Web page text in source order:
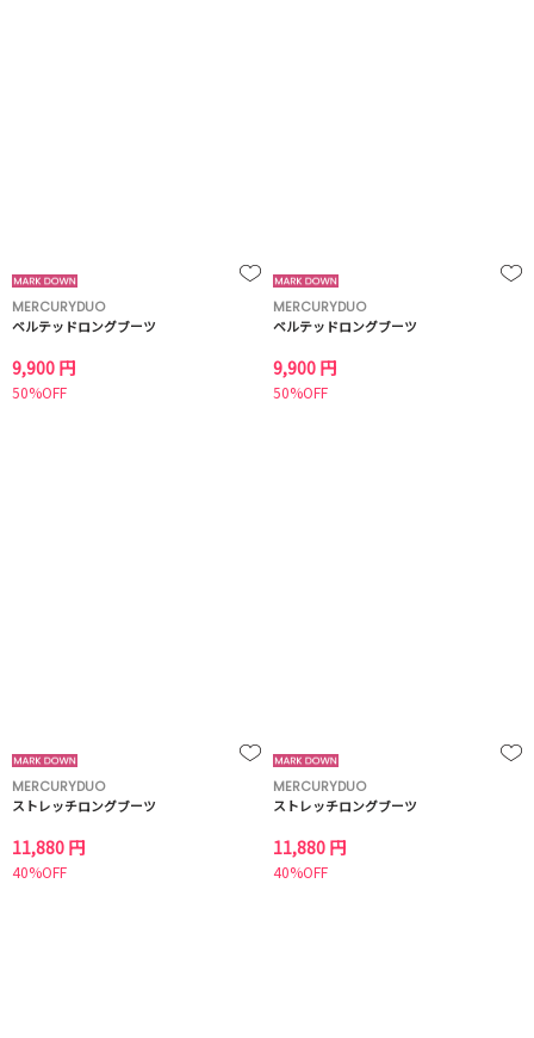
MERCURYDUO
ベルテッドロングブーツ
9,900 円
50%OFF
MERCURYDUO
ベルテッドロングブーツ
9,900 円
50%OFF
MERCURYDUO
ストレッチロングブーツ
11,880 円
40%OFF
MERCURYDUO
ストレッチロングブーツ
11,880 円
40%OFF